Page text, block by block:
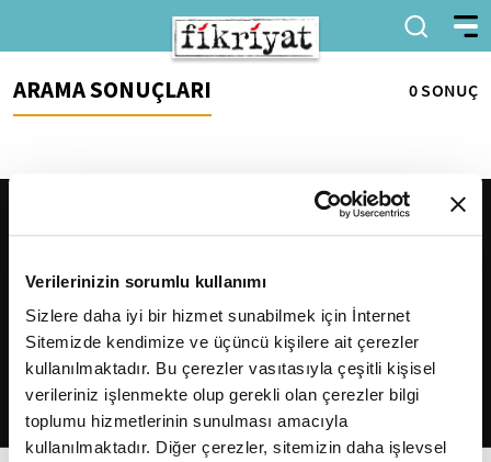
Verilerinizin sorumlu kullanımı
Sizlere daha iyi bir hizmet sunabilmek için İnternet
Sitemizde kendimize ve üçüncü kişilere ait çerezler
kullanılmaktadır. Bu çerezler vasıtasıyla çeşitli kişisel
verileriniz işlenmekte olup gerekli olan çerezler bilgi
toplumu hizmetlerinin sunulması amacıyla
kullanılmaktadır. Diğer çerezler, sitemizin daha işlevsel
ARAMA SONUÇLARI 0 SONUÇ
2026Fikriyat. Tüm hakları saklıdır.